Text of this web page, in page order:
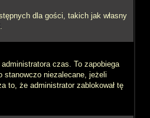
dla gości, takich jak własny
czas. To zapobiega
stanowczo niezalecane, jeżeli
to, że administrator zablokował tę